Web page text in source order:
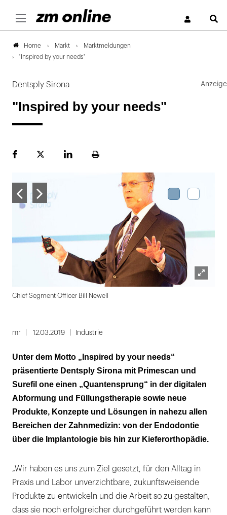
Home Markt
Marktmeldungen
"Inspired by your needs"
Dentsply Sirona
"Inspired by your needs"
FacebookPlattformLinekdInSeite
Chief Segment Officer Bill Newell
1
2
mr 12.03.2019 Industrie
Unter dem Motto „Inspired by your needs“
präsentierte Dentsply Sirona mit Primescan und
Surefil one einen „Quantensprung“ in der digitalen
Abformung und Füllungstherapie sowie neue
Produkte, Konzepte und Lösungen in nahezu allen
Bereichen der Zahnmedizin: von der Endodontie
über die Implantologie bis hin zur Kieferorthopädie.
„Wir haben es uns zum Ziel gesetzt, für den Alltag in
Praxis und Labor unverzichtbare, zukunftsweisende
Produkte zu entwickeln und die Arbeit so zu gestalten,
dass sie noch erfolgreicher durchgeführt werden kann